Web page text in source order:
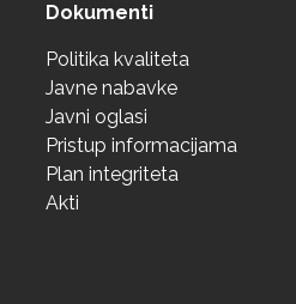
Dokumenti
Politika kvaliteta
Javne nabavke
Javni oglasi
Pristup informacijama
Plan integriteta
Akti